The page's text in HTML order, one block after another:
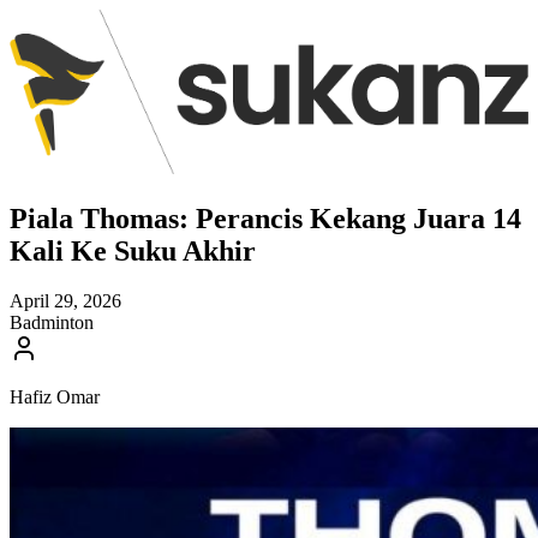
Piala Thomas: Perancis Kekang Juara 14
Kali Ke Suku Akhir
April 29, 2026
Badminton
Hafiz Omar